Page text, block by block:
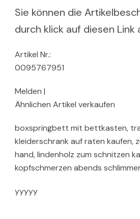
Sie können die
durch klick auf diesen Link
Artikel Nr.:
0095767951
Melden |
Ähnlichen Artikel verkaufen
boxspringbett mit bettkasten,
kleiderschrank auf raten kaufen,
hand, lindenholz zum schnitzen
kopfschmerzen abends
yyyyy